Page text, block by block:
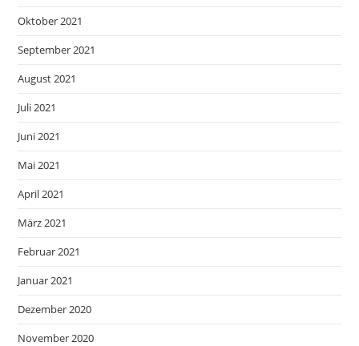
Oktober 2021
September 2021
August 2021
Juli 2021
Juni 2021
Mai 2021
April 2021
März 2021
Februar 2021
Januar 2021
Dezember 2020
November 2020